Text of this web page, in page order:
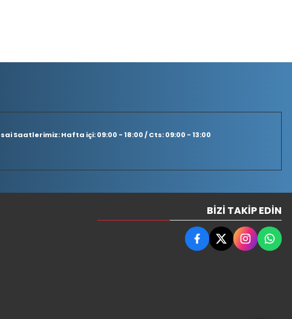
Saatlerimiz: Hafta içi: 09:00 - 18:00 / Cts: 09:00 - 13:00
BIZI TAKIP EDIN